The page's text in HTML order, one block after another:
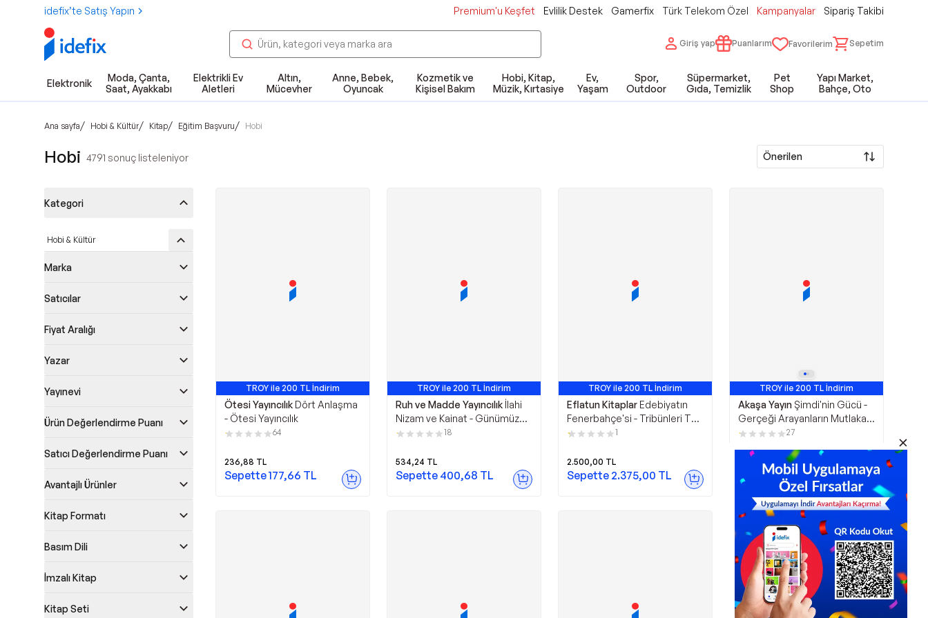
idefix’te Satış Yapın Premium'u Keşfet Evlilik Destek Gamerfix Türk Telekom Özel Kampanyalar Sipariş Takibi
Giriş yap Puanlarım Favorilerim Sepetim
Elektronik
Moda, Çanta,
Saat, Ayakkabı
Elektrikli Ev
Aletleri
Altın,
Mücevher
Anne, Bebek,
Oyuncak
Kozmetik ve
Kişisel Bakım
Hobi, Kitap,
Müzik, Kırtasiye
Ev,
Yaşam
Spor,
Outdoor
Süpermarket,
Gıda, Temizlik
Pet
Shop
Yapı Market,
Bahçe, Oto
Ana sayfa/ Hobi & Kültür/ Kitap/ Eğitim Başvuru/ Hobi
Hobi 4791 sonuç listeleniyor Önerilen
Kategori
Hobi & Kültür
Marka
Satıcılar
Fiyat Aralığı
Yazar
Yayınevi
Ürün Değerlendirme Puanı
Satıcı Değerlendirme Puanı
Avantajlı Ürünler
Kitap Formatı
Basım Dili
İmzalı Kitap
Kitap Seti
TROY ile 200 TL İndirim
Ötesi Yayıncılık Dört Anlaşma
- Ötesi Yayıncılık
64
236,88 TL
Sepette177,66 TL
TROY ile 200 TL İndirim
Ruh ve Madde Yayıncılık İlahi
Nizam ve Kainat - Günümüz
Türkçesiyle - Ruh ve Madde
18
534,24 TL
Sepette 400,68 TL
TROY ile 200 TL İndirim
Eflatun Kitaplar Edebiyatın
Fenerbahçe'si - Tribünleri Tek
Başına Dolduracak Kadar
Kitaplar
1
2.500,00 TL
Sepette 2.375,00 TL
TROY ile 200 TL İndirim
Akaşa Yayın Şimdi'nin Gücü -
Gerçeği Arayanların Mutlaka
Okumaları Gereken Bir Kitap -
27
312,48TL
Sepette234,36TL